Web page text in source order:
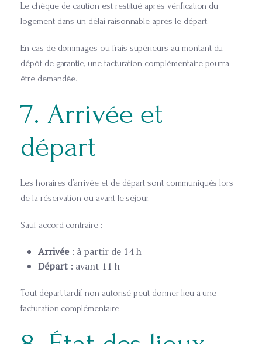
Le chèque de caution est restitué après vérification du
logement dans un délai raisonnable après le départ.
En cas de dommages ou frais supérieurs au montant du
dépôt de garantie, une facturation complémentaire pourra
être demandée.
7. Arrivée et
départ
Les horaires d’arrivée et de départ sont communiqués lors
de la réservation ou avant le séjour.
Sauf accord contraire :
Arrivée: à partir de 14 h
Départ : avant 11 h
Tout départ tardif non autorisé peut donner lieu à une
facturation complémentaire.